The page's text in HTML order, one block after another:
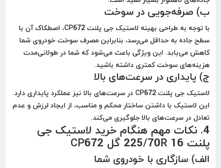
ب) صرفه‌جویی در سوخت
با توجه به طراحی بهینه لاستیک جی پلنت CP672، اصطکاک آن با
سطح جاده به حداقل می‌رسد، بنابراین مصرف سوخت خودروی شما
کاهش می‌یابد. این ویژگی باعث می‌شود که شما در طولانی‌مدت
هزینه‌های سوخت کمتری داشته باشید.
ج) پایداری در سرعت‌های بالا
لاستیک جی پلنت CP672 در سرعت‌های بالا نیز عملکرد پایداری دارد.
این لاستیک با داشتن ساختار محکم و مناسب، از ایجاد لرزش و عدم
تعادل در سرعت‌های بالا جلوگیری می‌کند.
4. نکات مهم هنگام خرید لاستیک جی
پلنت 225/70R 16 گل CP672
الف) سازگاری با خودروی شما